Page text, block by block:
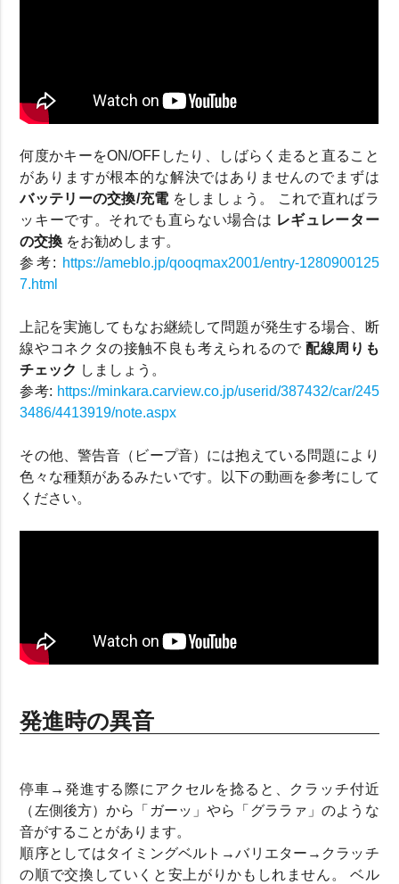
何度かキーをON/OFFしたり、しばらく走ると直ること
がありますが根本的な解決ではありませんのでまずは
バッテリーの交換/充電をしましょう。 これで直ればラ
ッキーです。それでも直らない場合は レギュレーター
の交換 をお勧めします。
参考: https://ameblo.jp/qooqmax2001/entry-1280900125
7.html
上記を実施してもなお継続して問題が発生する場合、断
線やコネクタの接触不良も考えられるので配線周りも
チェック しましょう。
参考: https://minkara.carview.co.jp/userid/387432/car/245
3486/4413919/note.aspx
その他、警告音（ビープ音）には抱えている問題により
色々な種類があるみたいです。以下の動画を参考にして
ください。
発進時の異音
停車→発進する際にアクセルを捻ると、クラッチ付近
（左側後方）から「ガーッ」やら「グララァ」のような
音がすることがあります。
順序としてはタイミングベルト→バリエター→クラッチ
の順で交換していくと安上がりかもしれません。 ベル